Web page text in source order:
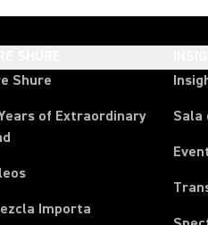
Shure
of Extraordinary
Importa
Sala